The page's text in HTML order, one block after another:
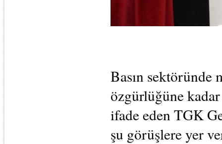
Basın sektöründe
özgürlüğüne
ifade eden TGK
şu görüşlere yer